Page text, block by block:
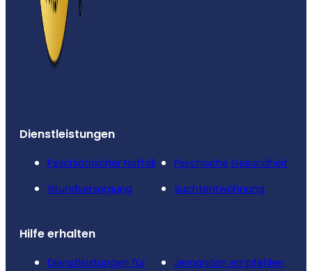
Dienstleistungen
Psychiatrischer Notfall
Psychische Gesundheit
Grundversorgung
Suchtentwöhnung
Hilfe erhalten
Dienstleistungen für
Jemanden empfehlen